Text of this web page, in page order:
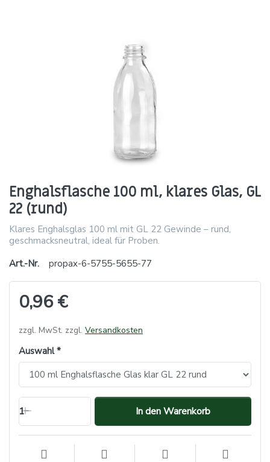
Enghalsflasche 100 ml, klares Glas, GL
22 (rund)
Klares Enghalsglas 100 ml mit GL 22 Gewinde – rund,
geschmacksneutral, ideal für Proben.
Art.-Nr.
propax-6-5755-5655-77
0,96 €
zzgl. MwSt. zzgl. Versandkosten
Auswahl
1 In den Warenkorb